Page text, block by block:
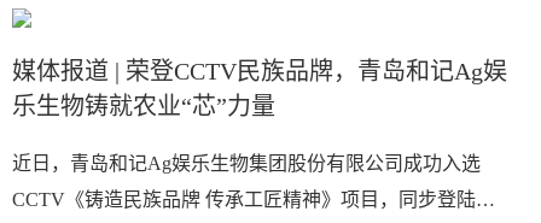
媒体报道 | 荣登CCTV民族品牌，青岛和记Ag娱
乐生物铸就农业“芯”力量
近日，青岛和记Ag娱乐生物集团股份有限公司成功入选
CCTV《铸造民族品牌 传承工匠精神》项目，同步登陆